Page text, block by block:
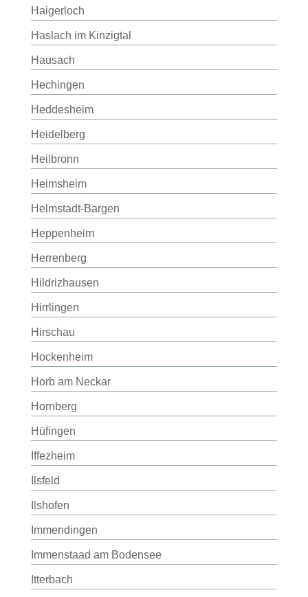
Haigerloch
Haslach im Kinzigtal
Hausach
Hechingen
Heddesheim
Heidelberg
Heilbronn
Heimsheim
Helmstadt-Bargen
Heppenheim
Herrenberg
Hildrizhausen
Hirrlingen
Hirschau
Hockenheim
Horb am Neckar
Hornberg
Hüfingen
Iffezheim
Ilsfeld
Ilshofen
Immendingen
Immenstaad am Bodensee
Itterbach